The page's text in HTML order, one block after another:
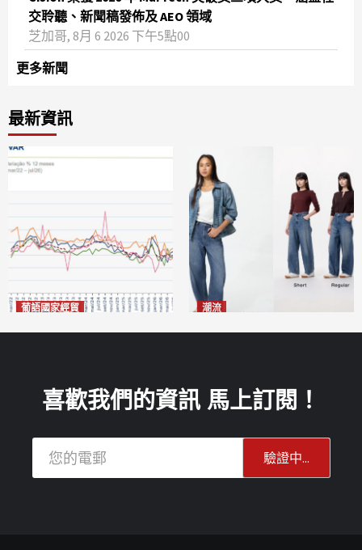
交聆聽、新聞稿發佈及 AEO 領域
芝加哥, 8月 6 2026 下午5點00
更多新聞
最新資訊
葡語國家經貿 潮流
喜歡我們的資訊 馬上訂閱！